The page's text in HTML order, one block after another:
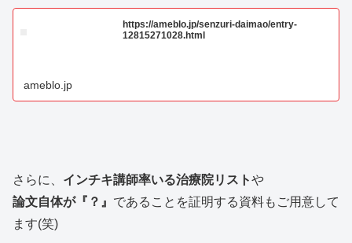
https://ameblo.jp/senzuri-daimao/entry-
12815271028.html
ameblo.jp
さらに、 インチキ講師率いる治療院リストや
論文自体が『？』 であることを証明する資料もご用意して
ます(笑)